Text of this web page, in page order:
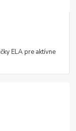
ELA pre aktívne